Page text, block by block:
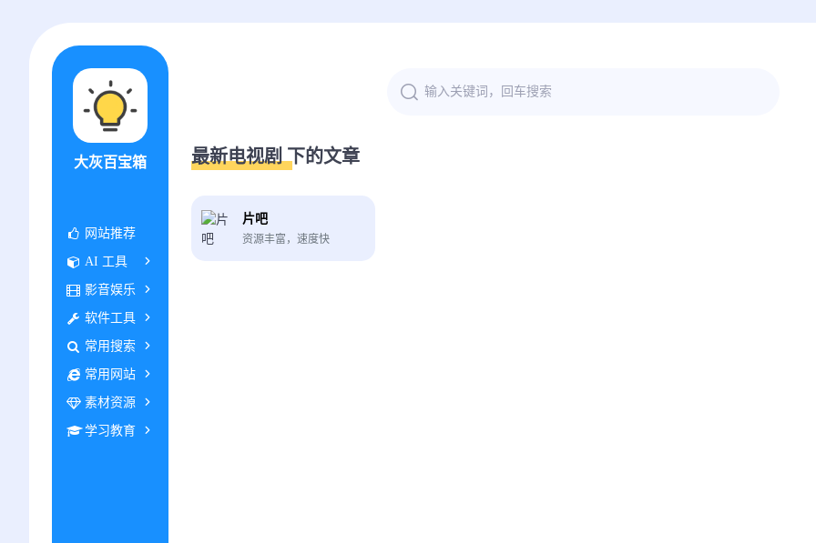
大灰百宝箱
网站推荐
AI 工具
影音娱乐
软件工具
常用搜索
常用网站
素材资源
学习教育
最新电视剧 下的文章
片吧
资源丰富，速度快